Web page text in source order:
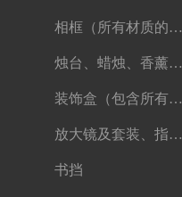
相框（所有材质的相框）
烛台、蜡烛、香薰、精油及一切香薰制品
装饰盒（包含所有盒子）
放大镜及套装、指南针、望远镜
书挡